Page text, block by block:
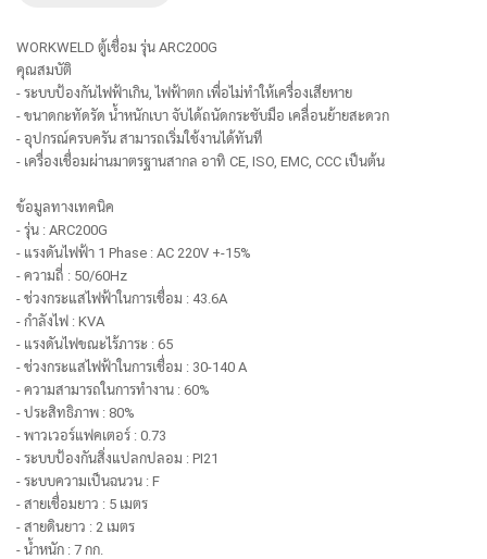
WORKWELD ตู้เชื่อม รุ่น ARC200G
คุณสมบัติ
- ระบบป้องกันไฟฟ้าเกิน, ไฟฟ้าตก เพื่อไม่ทำให้เครื่องเสียหาย
- ขนาดกะทัดรัด น้ำหนักเบา จับได้ถนัดกระชับมือ เคลื่อนย้ายสะดวก
- อุปกรณ์ครบครัน สามารถเริ่มใช้งานได้ทันที
- เครื่องเชื่อมผ่านมาตรฐานสากล อาทิ CE, ISO, EMC, CCC เป็นต้น
ข้อมูลทางเทคนิค
- รุ่น : ARC200G
- แรงดันไฟฟ้า 1 Phase : AC 220V +-15%
- ความถี่ : 50/60Hz
- ช่วงกระแสไฟฟ้าในการเชื่อม : 43.6A
- กำลังไฟ : KVA
- แรงดันไฟขณะไร้ภาระ : 65
- ช่วงกระแสไฟฟ้าในการเชื่อม : 30-140 A
- ความสามารถในการทำงาน : 60%
- ประสิทธิภาพ : 80%
- พาวเวอร์แฟคเตอร์ : 0.73
- ระบบป้องกันสิ่งแปลกปลอม : PI21
- ระบบความเป็นฉนวน : F
- สายเชื่อมยาว : 5 เมตร
- สายดินยาว : 2 เมตร
- น้ำหนัก : 7 กก.